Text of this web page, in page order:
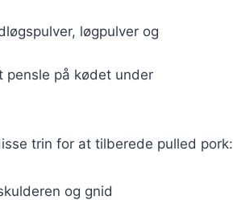
løgpulver og
pensle på kødet under
trin for at tilberede pulled pork:
og gnid